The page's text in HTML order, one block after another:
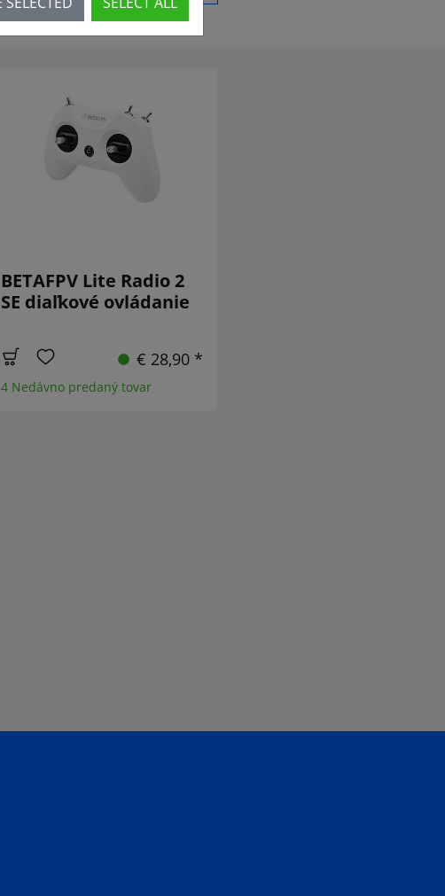
BETAFPV Lite Radio 2
SE diaľkové ovládanie
€ 28,90 *
4 Nedávno predaný tovar